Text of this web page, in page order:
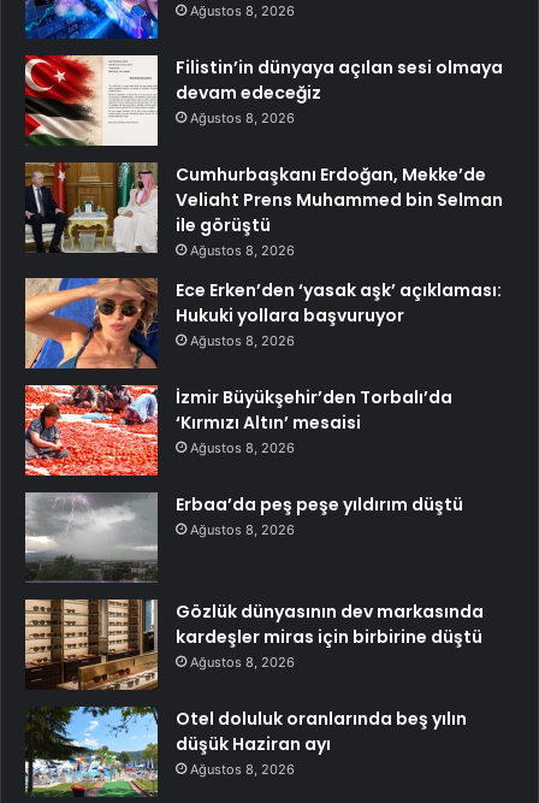
Ağustos 8, 2026
Filistin’in dünyaya açılan sesi olmaya
devam edeceğiz
Ağustos 8, 2026
Cumhurbaşkanı Erdoğan, Mekke’de
Veliaht Prens Muhammed bin Selman
ile görüştü
Ağustos 8, 2026
Ece Erken’den ‘yasak aşk’ açıklaması:
Hukuki yollara başvuruyor
Ağustos 8, 2026
İzmir Büyükşehir’den Torbalı’da
‘Kırmızı Altın’ mesaisi
Ağustos 8, 2026
Erbaa’da peş peşe yıldırım düştü
Ağustos 8, 2026
Gözlük dünyasının dev markasında
kardeşler miras için birbirine düştü
Ağustos 8, 2026
Otel doluluk oranlarında beş yılın
düşük Haziran ayı
Ağustos 8, 2026